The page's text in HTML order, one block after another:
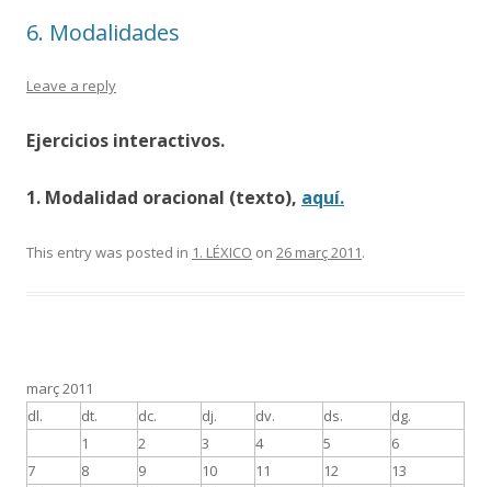
6. Modalidades
Leave a reply
Ejercicios interactivos.
1. Modalidad oracional (texto), aquí.
This entry was posted in 1. LÉXICO on 26 març 2011.
març 2011
dl.
dt. dc. dj. dv. ds. dg.
1 2 3 4 5
6
7
8 9 10 11 12
13